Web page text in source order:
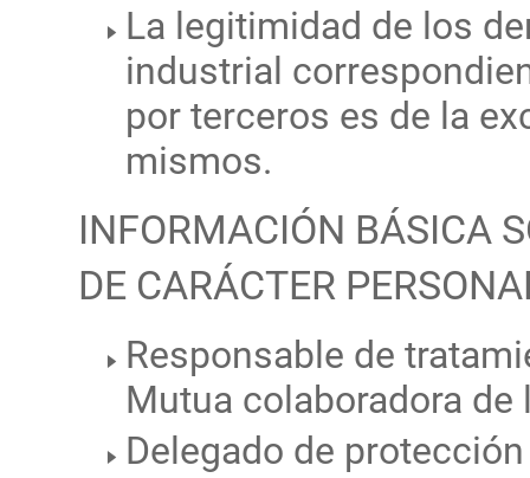
La legitimidad de los
industrial
por terceros es de la
mismos.
INFORMACIÓN BÁSICA
DE CARÁCTER
Responsable de
Mutua colaboradora de
Delegado de